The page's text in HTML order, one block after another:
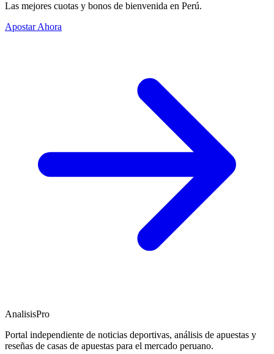
Las mejores cuotas y bonos de bienvenida en Perú.
Apostar Ahora
AnalisisPro
Portal independiente de noticias deportivas, análisis de apuestas y
reseñas de casas de apuestas para el mercado peruano.